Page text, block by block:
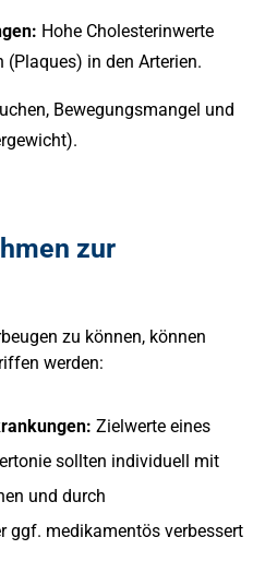
Hohe Cholesterinwerte
in den Arterien.
Bewegungsmangel und
zur
zu können, können
werden:
Zielwerte eines
sollten individuell mit
und durch
ggf. medikamentös verbessert